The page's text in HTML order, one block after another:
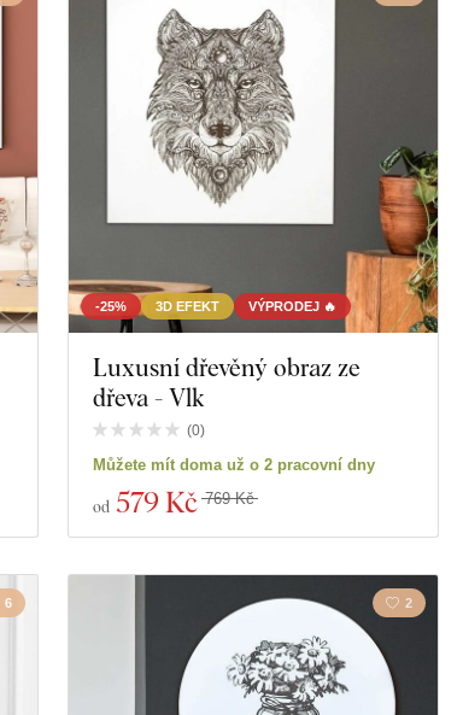
-25% 3D EFEKT VÝPRODEJ 🔥
Luxusní dřevěný obraz ze
dřeva - Vlk
(0)
Můžete mít doma už o 2 pracovní dny
od 579 Kč 769 Kč
6 2